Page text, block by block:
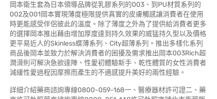
岡本衛生套為日本領導品牌從乳膠系列的003、到PU材質系列的
002及001岡本實現薄度極限提供真實的皮膚觸感讓消費者在使用
時更能感受伴侶彼此的溫度。除了薄度之外為了提供給消費者更多
的選擇岡本推出藉由增加厚度達到持久效果的威猛持久型以及價格
更平易近人的Skinless蝶薄系列、City超薄系列。推出多樣化系列
商品後岡本並致力於解決消費者的困擾及需求推出岡本003Rich超
潤滑則可解決急欲達陣、性愛初體驗新手、乾性體質的女性消費者
減緩性愛過程因摩擦而產生的不適感提升美好的兩性經驗。
詳細介紹藥商諮詢專線0800-059-168一、醫療器材許可證二、藥